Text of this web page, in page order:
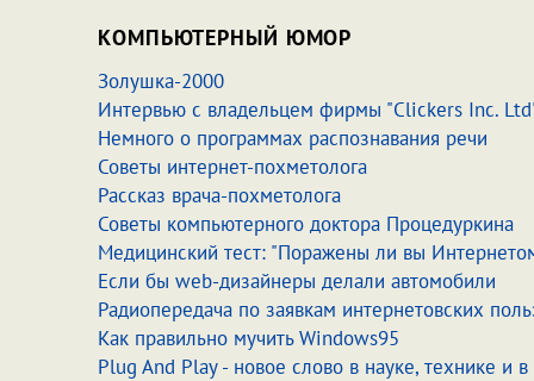
КОМПЬЮТЕРНЫЙ ЮМОР
Золушка-2000
Интервью с владельцем фирмы "Clickers Inc.
Немного о программах распознавания речи
Советы интернет-похметолога
Рассказ врача-похметолога
Советы компьютерного доктора Процедуркина
Медицинский тест: "Поражены ли вы
Если бы web-дизайнеры делали автомобили
Радиопередача по заявкам интернетовских
Как правильно мучить Windows95
Plug And Play - новое слово в науке, технике и